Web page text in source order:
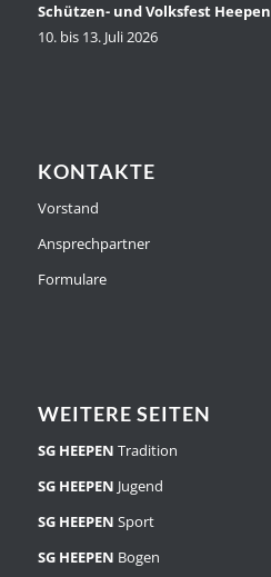
Schützen- und Volksfest Heepen
10. bis 13. Juli 2026
KONTAKTE
Vorstand
Ansprechpartner
Formulare
WEITERE SEITEN
SG HEEPEN Tradition
SG HEEPEN Jugend
SG HEEPEN Sport
SG HEEPEN Bogen